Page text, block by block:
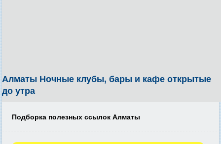
Алматы Ночные клубы, бары и кафе открытые
до утра
Подборка полезных ссылок Алматы